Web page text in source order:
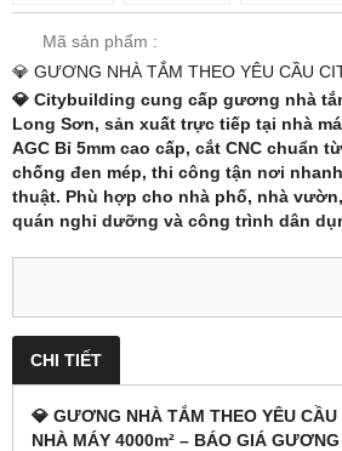
Mã sản phẩm :
💎 GƯƠNG NHÀ TẮM THEO YÊU CẦU
💎 Citybuilding cung cấp gương nhà
Long Sơn, sản xuất trực tiếp tại nhà
AGC Bỉ 5mm cao cấp, cắt CNC chuẩn
chống đen mép, thi công tận nơi
thuật. Phù hợp cho nhà phố, nhà
quán nghỉ dưỡng và công trình dân
CHI TIẾT
💎 GƯƠNG NHÀ TẮM THEO YÊU
NHÀ MÁY 4000m² – BÁO GIÁ